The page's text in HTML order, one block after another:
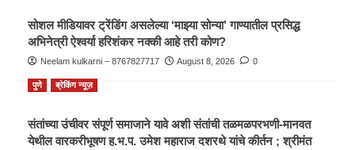
सोशल मीडियावर ट्रेंडिंग असलेल्या ‘माझ्या सोन्या’ गाण्यातील प्रसिद्ध
अभिनेत्री ऐश्वर्या हरिशंकर नक्की आहे तरी कोण?
Neelam kulkarni – 8767827717 August 8, 2026 0
पुणे ब्रेकिंग न्यूज़
संतांच्या उंचीवर संपूर्ण समाजाने यावे अशी संतांची तळमळपरभणी-मानवत
येथील वारकरीभूषण ह.भ.प. उमेश महाराज दशरथे यांचे कीर्तन ; श्रीमंत